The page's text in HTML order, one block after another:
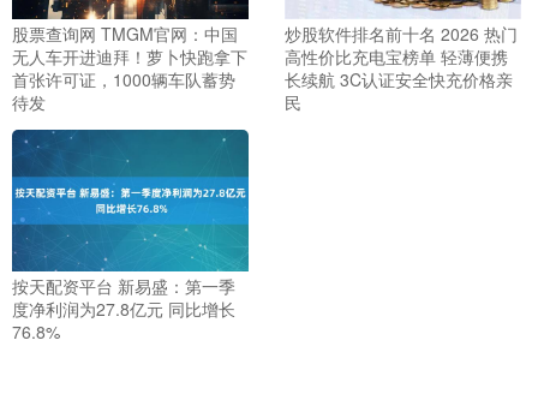
股票查询网 TMGM官网：中国
无人车开进迪拜！萝卜快跑拿下
首张许可证，1000辆车队蓄势
待发
炒股软件排名前十名 2026 热门
高性价比充电宝榜单 轻薄便携
长续航 3C认证安全快充价格亲
民
按天配资平台 新易盛：第一季
度净利润为27.8亿元 同比增长
76.8%